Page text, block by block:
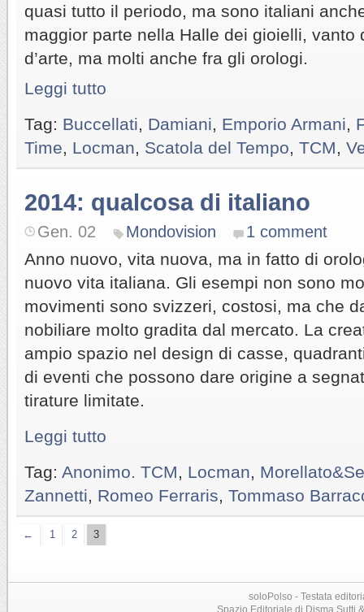
quasi tutto il periodo, ma sono italiani
maggior parte nella Halle dei gioielli, vanto
d’arte, ma molti anche fra gli orologi.
Leggi tutto
Tag: Buccellati Damiani Emporio Armani
Time
Locman Scatola del Tempo TCM
2014: qualcosa di italiano
Gen. 02 Mondovision 1 comment
Anno nuovo, vita nuova, ma in fatto di
nuovo vita italiana. Gli esempi non sono
movimenti sono svizzeri, costosi, ma che
nobiliare molto gradita dal mercato. La
ampio spazio nel design di casse,
di eventi che possono dare origine a
tirature limitate.
Leggi tutto
Tag: Anonimo. TCM Locman
Zannetti
Romeo Ferraris Tommaso
← 1 2 3
soloPolso - Testata
Spazio Editoriale di Disma Sutti